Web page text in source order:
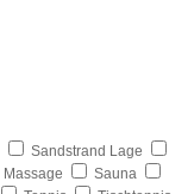
Sandstrand Lage
Massage
Sauna